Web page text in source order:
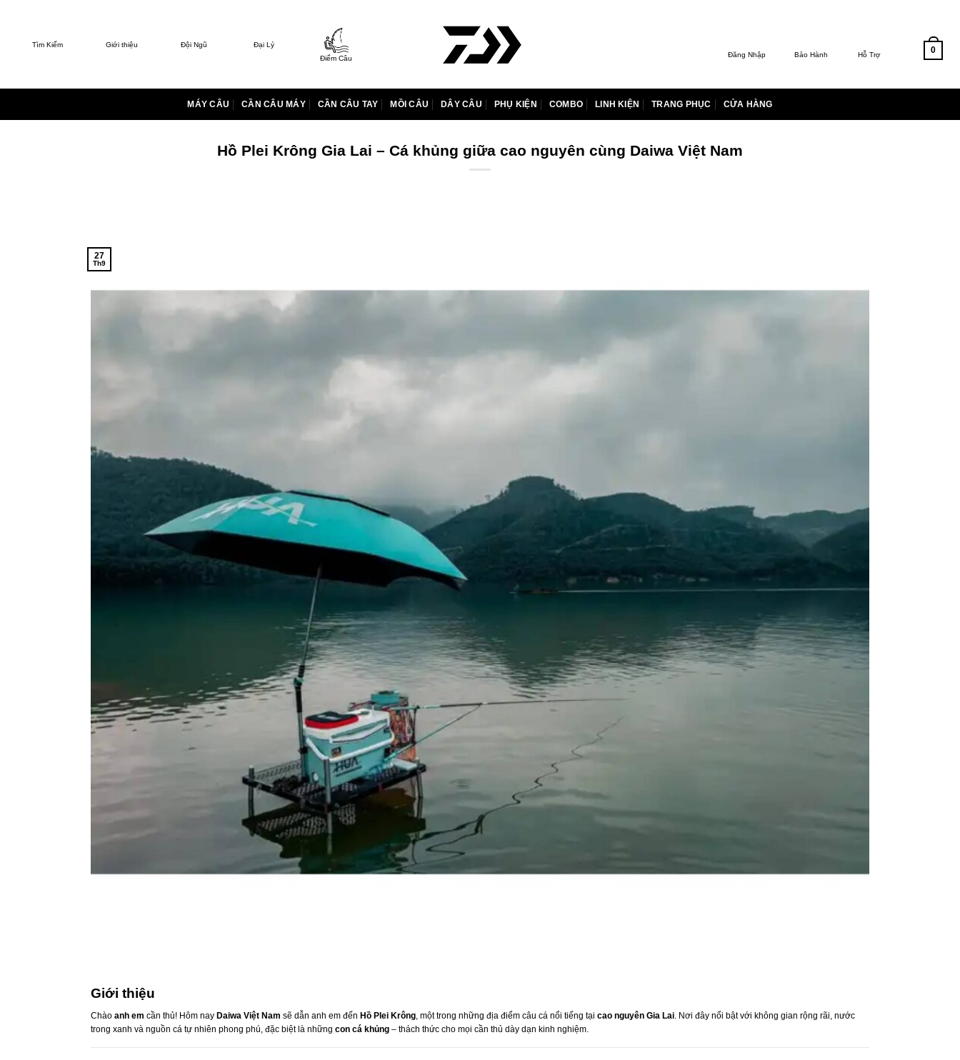
Tìm Kiếm Giới thiệu Đội Ngũ
Đại Lý
Điểm Câu
Đăng Nhập Bảo Hành Hỗ Trợ 0
MÁY CÂU CẦN CÂU MÁY CẦN CÂU TAY MỒI CÂU DÂY CÂU PHỤ KIỆN COMBO LINH KIỆN TRANG PHỤC CỬA HÀNG
Hồ Plei Krông Gia Lai – Cá khủng giữa cao nguyên cùng Daiwa Việt Nam
27
Th9
Giới thiệu
Chào anh em cần thủ! Hôm nay Daiwa Việt Nam sẽ dẫn anh em đến Hồ Plei Krông , một trong những địa điểm câu cá nổi tiếng tại cao nguyên Gia Lai . Nơi đây nổi bật với không gian rộng rãi, nước
trong xanh và nguồn cá tự nhiên phong phú, đặc biệt là những con cá khủng – thách thức cho mọi cần thủ dày dạn kinh nghiệm.